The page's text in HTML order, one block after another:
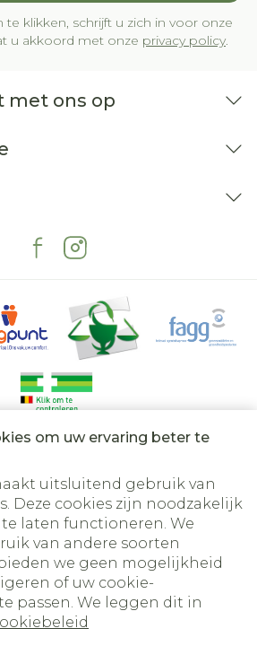
om uw ervaring beter te
uitsluitend gebruik van
Deze cookies zijn noodzakelijk
laten functioneren. We
van andere soorten
we geen mogelijkheid
of uw cookie-
passen. We leggen dit in
te klikken, schrijft u zich in voor onze
u akkoord met onze privacy policy.
met ons op